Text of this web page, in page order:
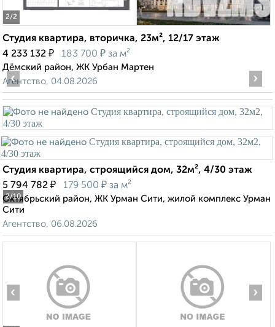
2/2
Студия квартира, вторичка, 23м², 12/17 этаж
4 233 132 ₽ 183 700 ₽ за м²
Дёмский район, ЖК Урбан Мартен
Агентство, 04.08.2026
2/10
‹ ›
Студия квартира, строящийся дом, 32м², 4/30 этаж
5 794 782 ₽ 179 500 ₽ за м²
Октябрьский район, ЖК Урман Сити, жилой комплекс Урман
Сити
Агентство, 06.08.2026
‹ ›